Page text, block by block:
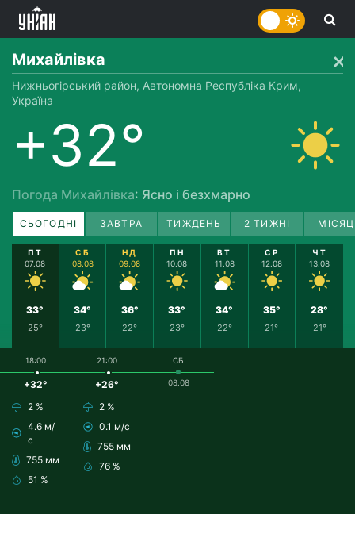
Михайлівка
Нижньогірський район, Автономна Республіка Крим,
Україна
+32°
Погода Михайлівка: Ясно і безхмарно
СЬОГОДНІ ЗАВТРА ТИЖДЕНЬ 2 ТИЖНІ
ПТ
07.08
33°
25°
СБ
08.08
34°
23°
НД
09.08
36°
22°
ПН
10.08
33°
23°
ВТ
11.08
34°
22°
СР
12.08
35°
21°
ЧТ
13.08
28°
21°
18:00
+32°
2 %
4.6 м/
с
755 мм
51 %
21:00
+26°
2 %
0.1 м/с
755 мм
76 %
СБ
08.08